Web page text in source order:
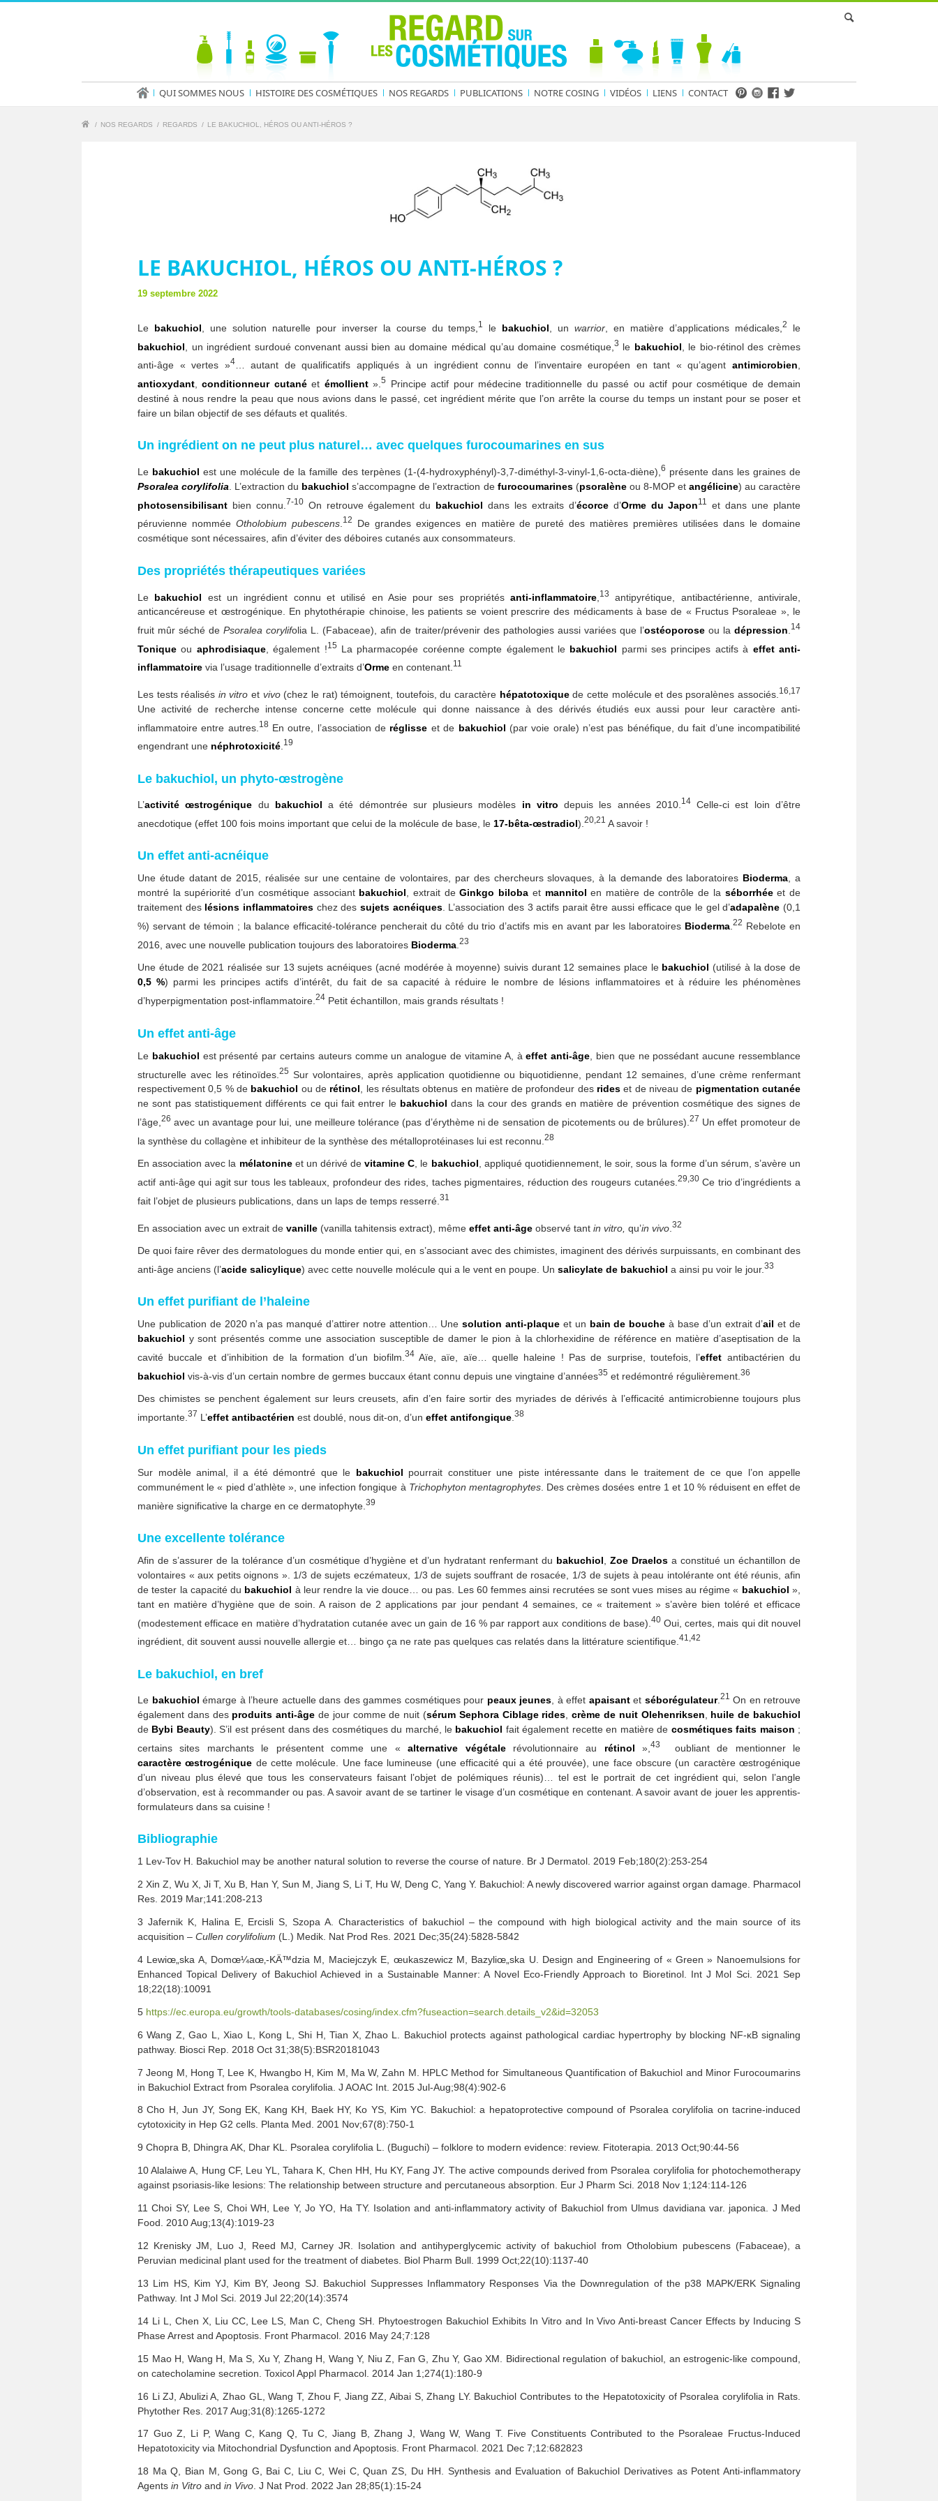
QUI SOMMES NOUS HISTOIRE DES COSMÉTIQUES NOS REGARDS PUBLICATIONS NOTRE COSING VIDÉOS LIENS CONTACT
/ NOS REGARDS / REGARDS / LE BAKUCHIOL, HÉROS OU ANTI-HÉROS ?
LE BAKUCHIOL, HÉROS OU ANTI-HÉROS ?
19 septembre 2022
Le bakuchiol , une solution naturelle pour inverser la course du temps, 1 le bakuchiol , unwarrior , en matière d’applications médicales,2
le
bakuchiol , un ingrédient surdoué convenant aussi bien au domaine médical qu’au domaine cosmétique, 3 le bakuchiol , le bio-rétinol des crèmes
anti-âge « vertes »4… autant de qualificatifs appliqués à un ingrédient connu de l’inventaire européen en tant « qu’agentantimicrobien
antioxydant ,conditionneur cutanéet émollient».5
Principe actif pour médecine traditionnelle du passé ou actif pour cosmétique de demain
destiné à nous rendre la peau que nous avions dans le passé, cet ingrédient mérite que l’on arrête la course du temps un instant pour se poser et
faire un bilan objectif de ses défauts et qualités.
Un ingrédient on ne peut plus naturel… avec quelques furocoumarines en sus
Le bakuchiol est une molécule de la famille des terpènes (1-(4-hydroxyphényl)-3,7-diméthyl-3-vinyl-1,6-octa-diène), 6 présente dans les graines de
Psoralea corylifolia . L’extraction du bakuchiols’accompagne de l’extraction de furocoumarines(psoralèneou 8-MOP et angélicine) au caractère
photosensibilisant bien connu. 7-10On retrouve également du bakuchiol dans les extraits d’écorced’Orme du Japon11
et dans une plante
péruvienne nommée Otholobium pubescens. 12
De grandes exigences en matière de pureté des matières premières utilisées dans le domaine
cosmétique sont nécessaires, afin d’éviter des déboires cutanés aux consommateurs.
Des propriétés thérapeutiques variées
Le bakuchiol est un ingrédient connu et utilisé en Asie pour ses propriétésanti-inflammatoire 13
antipyrétique, antibactérienne, antivirale,
anticancéreuse et œstrogénique. En phytothérapie chinoise, les patients se voient prescrire des médicaments à base de « Fructus Psoraleae », le
fruit mûr séché dePsoralea corylifolia L. (Fabaceae), afin de traiter/prévenir des pathologies aussi variées que l’ostéoporoseou ladépression 14
Tonique ou aphrodisiaque, également !15 La pharmacopée coréenne compte également le bakuchiol parmi ses principes actifs à effet anti-
inflammatoire via l’usage traditionnelle d’extraits d’Orme en contenant. 11
Les tests réalisés in vitro et vivo(chez le rat) témoignent, toutefois, du caractère hépatotoxiquede cette molécule et des psoralènes associés. 16,17
Une activité de recherche intense concerne cette molécule qui donne naissance à des dérivés étudiés eux aussi pour leur caractère anti-
inflammatoire entre autres. 18En outre, l’association de réglisse et de bakuchiol (par voie orale) n’est pas bénéfique, du fait d’une incompatibilité
engendrant une néphrotoxicité 19
Le bakuchiol, un phyto-œstrogène
L’activité œstrogénique du bakuchiol a été démontrée sur plusieurs modèles in vitro depuis les années 2010. 14Celle-ci est loin d’être
anecdotique (effet 100 fois moins important que celui de la molécule de base, le 17-bêta-œstradiol). 20,21 A savoir !
Un effet anti-acnéique
Une étude datant de 2015, réalisée sur une centaine de volontaires, par des chercheurs slovaques, à la demande des laboratoires Bioderma, a
montré la supériorité d’un cosmétique associant bakuchiol, extrait deGinkgo biloba et mannitol en matière de contrôle de la séborrhéeet de
traitement des lésions inflammatoireschez des sujets acnéiques. L’association des 3 actifs parait être aussi efficace que le gel d’adapalène (0,1
%) servant de témoin ; la balance efficacité-tolérance pencherait du côté du trio d’actifs mis en avant par les laboratoires Bioderma .22 Rebelote en
2016, avec une nouvelle publication toujours des laboratoires Bioderma 23
Une étude de 2021 réalisée sur 13 sujets acnéiques (acné modérée à moyenne) suivis durant 12 semaines place le bakuchiol (utilisé à la dose de
0,5 %) parmi les principes actifs d’intérêt, du fait de sa capacité à réduire le nombre de lésions inflammatoires et à réduire les phénomènes
d’hyperpigmentation post-inflammatoire. 24 Petit échantillon, mais grands résultats !
Un effet anti-âge
Le bakuchiol est présenté par certains auteurs comme un analogue de vitamine A, àeffet anti-âge , bien que ne possédant aucune ressemblance
structurelle avec les rétinoïdes. 25
Sur volontaires, après application quotidienne ou biquotidienne, pendant 12 semaines, d’une crème renfermant
respectivement 0,5 % de bakuchiol ou de rétinol , les résultats obtenus en matière de profondeur des rides et de niveau de pigmentation cutanée
ne sont pas statistiquement différents ce qui fait entrer le bakuchiol dans la cour des grands en matière de prévention cosmétique des signes de
l’âge, 26 avec un avantage pour lui, une meilleure tolérance (pas d’érythème ni de sensation de picotements ou de brûlures). 27 Un effet promoteur de
la synthèse du collagène et inhibiteur de la synthèse des métalloprotéinases lui est reconnu. 28
En association avec la mélatonineet un dérivé devitamine C, le bakuchiol, appliqué quotidiennement, le soir, sous la forme d’un sérum, s’avère un
actif anti-âge qui agit sur tous les tableaux, profondeur des rides, taches pigmentaires, réduction des rougeurs cutanées. 29,30Ce trio d’ingrédients a
fait l’objet de plusieurs publications, dans un laps de temps resserré. 31
En association avec un extrait de vanille (vanilla tahitensis extract), même effet anti-âge observé tant in vitro, qu’in vivo 32
De quoi faire rêver des dermatologues du monde entier qui, en s’associant avec des chimistes, imaginent des dérivés surpuissants, en combinant des
anti-âge anciens (l’acide salicylique) avec cette nouvelle molécule qui a le vent en poupe. Un salicylate de bakuchiol a ainsi pu voir le jour. 33
Un effet purifiant de l’haleine
Une publication de 2020 n’a pas manqué d’attirer notre attention… Unesolution anti-plaque et un bain de bouche à base d’un extrait d’ail et de
bakuchiol y sont présentés comme une association susceptible de damer le pion à la chlorhexidine de référence en matière d’aseptisation de la
cavité buccale et d’inhibition de la formation d’un biofilm. 34Aïe, aïe, aïe… quelle haleine ! Pas de surprise, toutefois, l’effet antibactérien du
bakuchiol vis-à-vis d’un certain nombre de germes buccaux étant connu depuis une vingtaine d’années35 et redémontré régulièrement. 36
Des chimistes se penchent également sur leurs creusets, afin d’en faire sortir des myriades de dérivés à l’efficacité antimicrobienne toujours plus
importante. 37 L’effet antibactérien est doublé, nous dit-on, d’un effet antifongique 38
Un effet purifiant pour les pieds
Sur modèle animal, il a été démontré que le bakuchiol pourrait constituer une piste intéressante dans le traitement de ce que l’on appelle
communément le « pied d’athlète », une infection fongique à Trichophyton mentagrophytes. Des crèmes dosées entre 1 et 10 % réduisent en effet de
manière significative la charge en ce dermatophyte. 39
Une excellente tolérance
Afin de s’assurer de la tolérance d’un cosmétique d’hygiène et d’un hydratant renfermant du bakuchiol Zoe Draelos a constitué un échantillon de
volontaires « aux petits oignons ». 1/3 de sujets eczémateux, 1/3 de sujets souffrant de rosacée, 1/3 de sujets à peau intolérante ont été réunis, afin
de tester la capacité du bakuchiol à leur rendre la vie douce… ou pas. Les 60 femmes ainsi recrutées se sont vues mises au régime « bakuchiol »,
tant en matière d’hygiène que de soin. A raison de 2 applications par jour pendant 4 semaines, ce « traitement » s’avère bien toléré et efficace
(modestement efficace en matière d’hydratation cutanée avec un gain de 16 % par rapport aux conditions de base). 40Oui, certes, mais qui dit nouvel
ingrédient, dit souvent aussi nouvelle allergie et… bingo ça ne rate pas quelques cas relatés dans la littérature scientifique. 41,42
Le bakuchiol, en bref
Le bakuchiol émarge à l’heure actuelle dans des gammes cosmétiques pour peaux jeunes , à effet apaisantet séborégulateur. 21
On en retrouve
également dans des produits anti-âge de jour comme de nuit (sérum Sephora Ciblage rides ,crème de nuit Olehenriksen
huile de bakuchiol
de Bybi Beauty). S’il est présent dans des cosmétiques du marché, le bakuchiol fait également recette en matière de cosmétiques faits maison ;
certains sites marchants le présentent comme une «alternative végétalerévolutionnaire au rétinol »,43
oubliant de mentionner le
caractère œstrogénique de cette molécule. Une face lumineuse (une efficacité qui a été prouvée), une face obscure (un caractère œstrogénique
d’un niveau plus élevé que tous les conservateurs faisant l’objet de polémiques réunis)… tel est le portrait de cet ingrédient qui, selon l’angle
d’observation, est à recommander ou pas. A savoir avant de se tartiner le visage d’un cosmétique en contenant. A savoir avant de jouer les apprentis-
formulateurs dans sa cuisine !
Bibliographie
1 Lev-Tov H. Bakuchiol may be another natural solution to reverse the course of nature. Br J Dermatol. 2019 Feb;180(2):253-254
2 Xin Z, Wu X, Ji T, Xu B, Han Y, Sun M, Jiang S, Li T, Hu W, Deng C, Yang Y. Bakuchiol: A newly discovered warrior against organ damage. Pharmacol
Res. 2019 Mar;141:208-213
3 Jafernik K, Halina E, Ercisli S, Szopa A. Characteristics of bakuchiol – the compound with high biological activity and the main source of its
acquisition – Cullen corylifolium (L.) Medik. Nat Prod Res. 2021 Dec;35(24):5828-5842
4 Lewiœ„ska A, Domœ¼aœ‚-KÄ™dzia M, Maciejczyk E, œukaszewicz M, Bazyliœ„ska U. Design and Engineering of « Green » Nanoemulsions for
Enhanced Topical Delivery of Bakuchiol Achieved in a Sustainable Manner: A Novel Eco-Friendly Approach to Bioretinol. Int J Mol Sci. 2021 Sep
18;22(18):10091
5 https://ec.europa.eu/growth/tools-databases/cosing/index.cfm?fuseaction=search.details_v2&id=32053
6 Wang Z, Gao L, Xiao L, Kong L, Shi H, Tian X, Zhao L. Bakuchiol protects against pathological cardiac hypertrophy by blocking NF-κB signaling
pathway. Biosci Rep. 2018 Oct 31;38(5):BSR20181043
7 Jeong M, Hong T, Lee K, Hwangbo H, Kim M, Ma W, Zahn M. HPLC Method for Simultaneous Quantification of Bakuchiol and Minor Furocoumarins
in Bakuchiol Extract from Psoralea corylifolia. J AOAC Int. 2015 Jul-Aug;98(4):902-6
8 Cho H, Jun JY, Song EK, Kang KH, Baek HY, Ko YS, Kim YC. Bakuchiol: a hepatoprotective compound of Psoralea corylifolia on tacrine-induced
cytotoxicity in Hep G2 cells. Planta Med. 2001 Nov;67(8):750-1
9 Chopra B, Dhingra AK, Dhar KL. Psoralea corylifolia L. (Buguchi) – folklore to modern evidence: review. Fitoterapia. 2013 Oct;90:44-56
10 Alalaiwe A, Hung CF, Leu YL, Tahara K, Chen HH, Hu KY, Fang JY. The active compounds derived from Psoralea corylifolia for photochemotherapy
against psoriasis-like lesions: The relationship between structure and percutaneous absorption. Eur J Pharm Sci. 2018 Nov 1;124:114-126
11 Choi SY, Lee S, Choi WH, Lee Y, Jo YO, Ha TY. Isolation and anti-inflammatory activity of Bakuchiol from Ulmus davidiana var. japonica. J Med
Food. 2010 Aug;13(4):1019-23
12 Krenisky JM, Luo J, Reed MJ, Carney JR. Isolation and antihyperglycemic activity of bakuchiol from Otholobium pubescens (Fabaceae), a
Peruvian medicinal plant used for the treatment of diabetes. Biol Pharm Bull. 1999 Oct;22(10):1137-40
13 Lim HS, Kim YJ, Kim BY, Jeong SJ. Bakuchiol Suppresses Inflammatory Responses Via the Downregulation of the p38 MAPK/ERK Signaling
Pathway. Int J Mol Sci. 2019 Jul 22;20(14):3574
14 Li L, Chen X, Liu CC, Lee LS, Man C, Cheng SH. Phytoestrogen Bakuchiol Exhibits In Vitro and In Vivo Anti-breast Cancer Effects by Inducing S
Phase Arrest and Apoptosis. Front Pharmacol. 2016 May 24;7:128
15 Mao H, Wang H, Ma S, Xu Y, Zhang H, Wang Y, Niu Z, Fan G, Zhu Y, Gao XM. Bidirectional regulation of bakuchiol, an estrogenic-like compound,
on catecholamine secretion. Toxicol Appl Pharmacol. 2014 Jan 1;274(1):180-9
16 Li ZJ, Abulizi A, Zhao GL, Wang T, Zhou F, Jiang ZZ, Aibai S, Zhang LY. Bakuchiol Contributes to the Hepatotoxicity of Psoralea corylifolia in Rats.
Phytother Res. 2017 Aug;31(8):1265-1272
17 Guo Z, Li P, Wang C, Kang Q, Tu C, Jiang B, Zhang J, Wang W, Wang T. Five Constituents Contributed to the Psoraleae Fructus-Induced
Hepatotoxicity via Mitochondrial Dysfunction and Apoptosis. Front Pharmacol. 2021 Dec 7;12:682823
18 Ma Q, Bian M, Gong G, Bai C, Liu C, Wei C, Quan ZS, Du HH. Synthesis and Evaluation of Bakuchiol Derivatives as Potent Anti-inflammatory
Agents in Vitro and in Vivo. J Nat Prod. 2022 Jan 28;85(1):15-24